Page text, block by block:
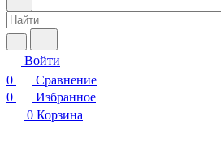
Войти
0
Сравнение
0
Избранное
0 Корзина